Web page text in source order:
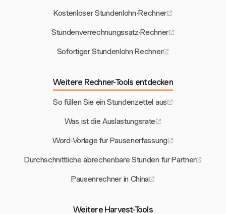
Kostenloser Stundenlohn-Rechner
Stundenverrechnungssatz-Rechner
Sofortiger Stundenlohn Rechner
Weitere Rechner-Tools entdecken
So füllen Sie ein Stundenzettel aus
Was ist die Auslastungsrate
Word-Vorlage für Pausenerfassung
Durchschnittliche abrechenbare Stunden für Partner
Pausenrechner in China
Weitere Harvest-Tools